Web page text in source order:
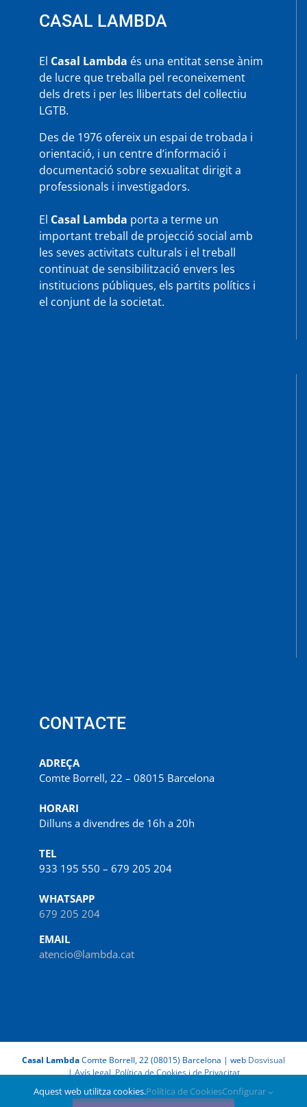
CASAL LAMBDA
El Casal Lambda és una entitat sense ànim
de lucre que treballa pel reconeixement
dels drets i per les llibertats del col·lectiu
LGTB.
Des de 1976 ofereix un espai de trobada i
orientació, i un centre d’informació i
documentació sobre sexualitat dirigit a
professionals i investigadors.
El Casal Lambda porta a terme un
important treball de projecció social amb
les seves activitats culturals i el treball
continuat de sensibilització envers les
institucions públiques, els partits polítics i
el conjunt de la societat.
CONTACTE
ADREÇA
Comte Borrell, 22 – 08015 Barcelona
HORARI
Dilluns a divendres de 16h a 20h
TEL
933 195 550 – 679 205 204
WHATSAPP
679 205 204
EMAIL
atencio@lambda.cat
Casal LambdaComte Borrell, 22 (08015) Barcelona | web Dosvisual
|Avís legal, Política de Cookies i de Privacitat
Aquest web utilitza cookies.Política de CookiesConfigurar